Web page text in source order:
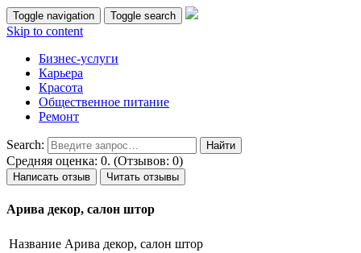
Toggle navigation Toggle search
Skip to content
Бизнес-услуги
Карьера
Красота
Общественное питание
Ремонт
Search:
Средняя оценка: 0. (Отзывов: 0)
Написать отзыв Читать отзывы
Арива декор, салон штор
Название Арива декор, салон штор